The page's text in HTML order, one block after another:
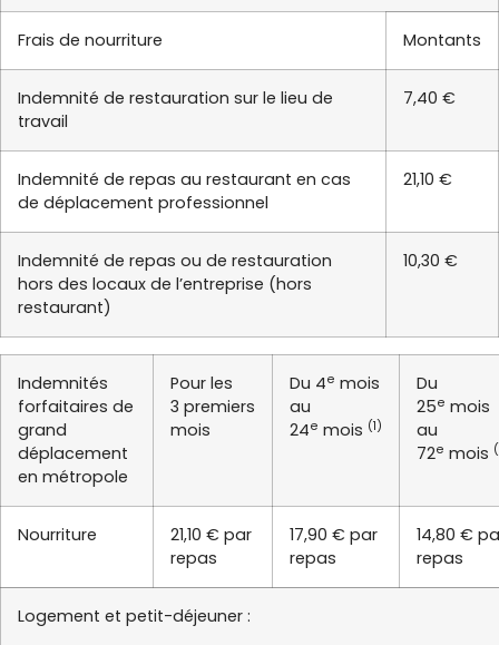
Frais de nourriture Montants
Indemnité de restauration sur le lieu de
travail
7,40 €
Indemnité de repas au restaurant en cas
de déplacement professionnel
21,10 €
Indemnité de repas ou de restauration
hors des locaux de l’entreprise (hors
restaurant)
10,30 €
Indemnités
forfaitaires de
grand
déplacement
en métropole
Pour les
3 premiers
mois
Du 4e mois
au
24e mois (1)
Du
25e mois
au
72e mois
Nourriture
21,10 € par
repas
17,90 € par
repas
14,80 €
repas
Logement et petit-déjeuner :